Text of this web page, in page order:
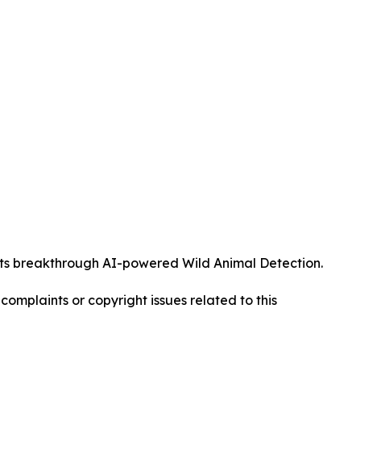
breakthrough AI-powered Wild Animal Detection.
or copyright issues related to this